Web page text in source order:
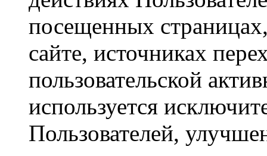
посещенных
сайте, источниках
пользовательской
используется
Пользователей,